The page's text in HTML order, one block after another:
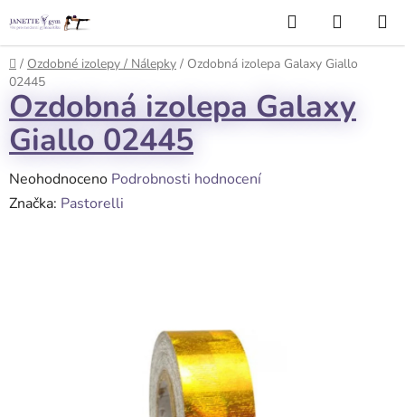
na
obsah
Hledat
KOŠÍK
Domů
/ Ozdobné izolepy / Nálepky / Ozdobná izolepa Galaxy Giallo
02445
Ozdobná izolepa Galaxy
Giallo 02445
Průměrné
hodnocení
Neohodnoceno Podrobnosti hodnocení
Značka: Pastorelli